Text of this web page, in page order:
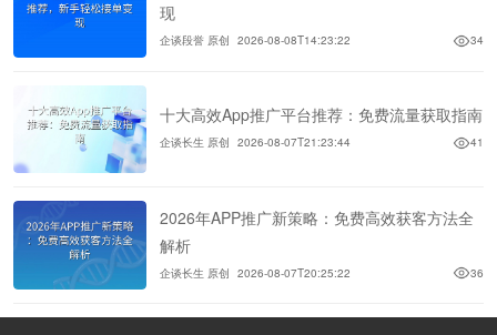
现
企谈段誉 原创 2026-08-08T14:23:22 34
十大高效App推广平台推荐：免费流量获取指南
企谈长生 原创 2026-08-07T21:23:44 41
2026年APP推广新策略：免费高效获客方法全
解析
企谈长生 原创 2026-08-07T20:25:22 36